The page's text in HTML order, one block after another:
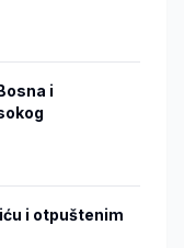
i
i otpuštenim